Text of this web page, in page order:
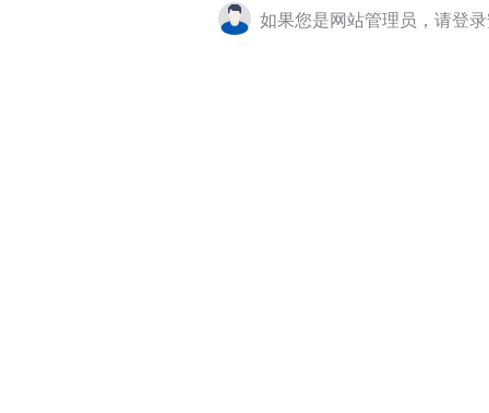
如果您是网站管理员，请登